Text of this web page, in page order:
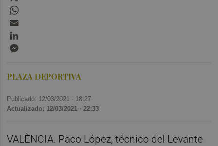
PLAZA DEPORTIVA
Publicado: 12/03/2021 · 18:27
Actualizado: 12/03/2021 · 22:33
VALÈNCIA. Paco López, técnico del Levante